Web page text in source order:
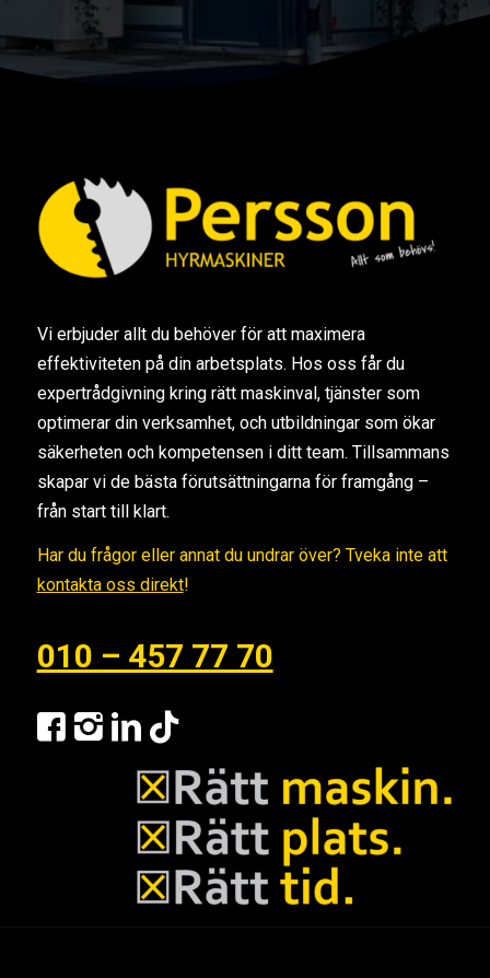
Vi erbjuder allt du behöver för att maximera
effektiviteten på din arbetsplats. Hos oss får du
expertrådgivning kring rätt maskinval, tjänster som
optimerar din verksamhet, och utbildningar som ökar
säkerheten och kompetensen i ditt team. Tillsammans
skapar vi de bästa förutsättningarna för framgång –
från start till klart.
Har du frågor eller annat du undrar över? Tveka inte att
kontakta oss direkt!
010 – 457 77 70